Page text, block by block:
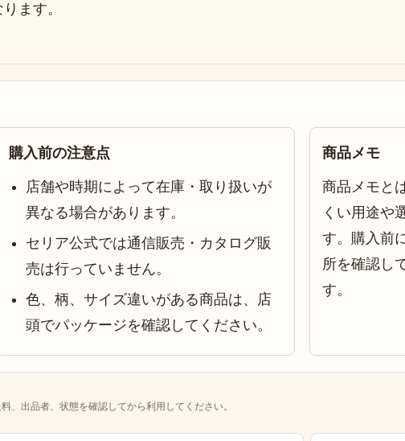
ます。
購入前の注意点
店舗や時期によって在庫・取り扱いが
異なる場合があります。
セリア公式では通信販売・カタログ販
売は行っていません。
色、柄、サイズ違いがある商品は、店
頭でパッケージを確認してください。
商品メモ
商品メモと
くい用途や
す。購入前
所を確認し
す。
、出品者、状態を確認してから利用してください。